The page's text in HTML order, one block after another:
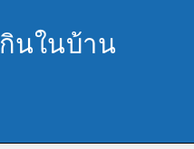
กินในบ้าน